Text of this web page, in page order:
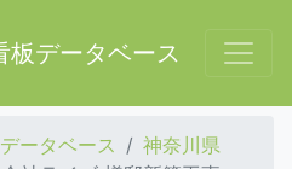
板データベース
ータベース
神奈川県